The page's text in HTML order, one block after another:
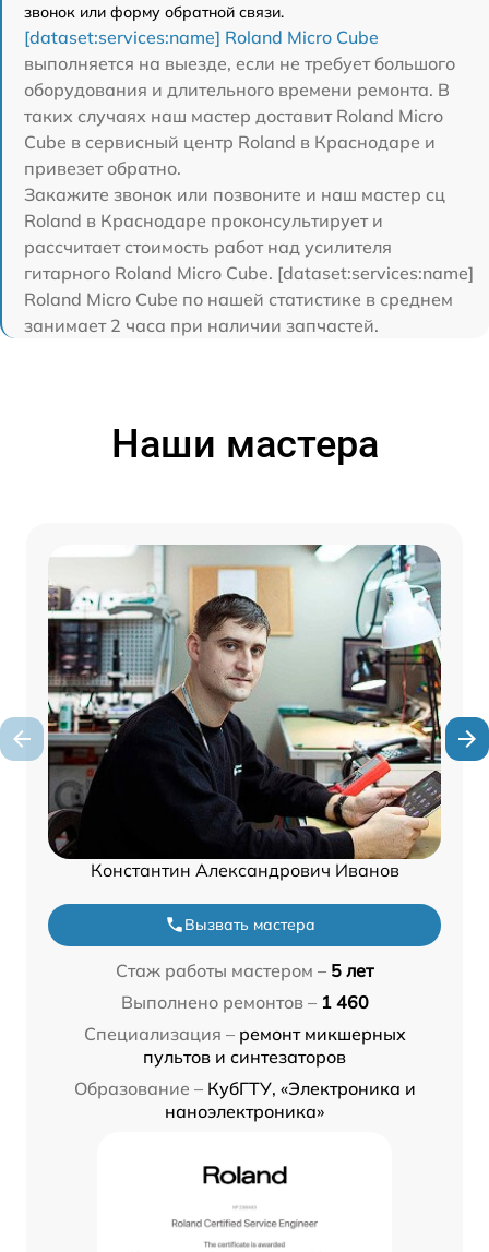
звонок или форму обратной связи.
[dataset:services:name] Roland Micro Cube
выполняется на выезде, если не требует большого
оборудования и длительного времени ремонта. В
таких случаях наш мастер доставит Roland Micro
Cube в сервисный центр Roland в Краснодаре и
привезет обратно.
Закажите звонок или позвоните и наш мастер сц
Roland в Краснодаре проконсультирует и
рассчитает стоимость работ над усилителя
гитарного Roland Micro Cube. [dataset:services:name]
Roland Micro Cube по нашей статистике в среднем
занимает 2 часа при наличии запчастей.
Наши мастера
Константин Александрович Иванов
Вызвать мастера
Стаж работы мастером – 5 лет
Выполнено ремонтов – 1 460
Специализация – ремонт микшерных
пультов и синтезаторов
Образование – КубГТУ, «Электроника и
наноэлектроника»